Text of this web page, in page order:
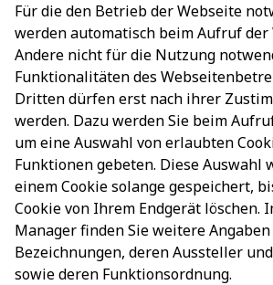
Für die den Betrieb der Webseite
werden automatisch beim Aufruf der
Andere nicht für die Nutzung
Funktionalitäten des
Dritten dürfen erst nach ihrer
werden. Dazu werden Sie beim
um eine Auswahl von erlaubten
Funktionen gebeten. Diese Auswahl
einem Cookie solange gespeichert,
Cookie von Ihrem Endgerät löschen.
Manager finden Sie weitere Angaben
Bezeichnungen, deren Aussteller
sowie deren Funktionsordnung.